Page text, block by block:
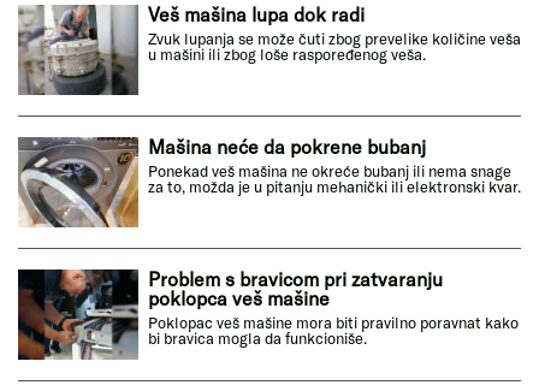
Veš mašina lupa dok radi
Zvuk lupanja se može čuti zbog prevelike količine veša
u mašini ili zbog loše raspoređenog veša.
Mašina neće da pokrene bubanj
Ponekad veš mašina ne okreće bubanj ili nema snage
za to, možda je u pitanju mehanički ili elektronski kvar.
Problem s bravicom pri zatvaranju
poklopca veš mašine
Poklopac veš mašine mora biti pravilno poravnat kako
bi bravica mogla da funkcioniše.